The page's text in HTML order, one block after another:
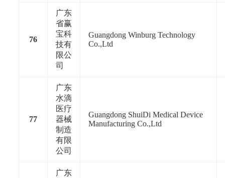
76
广东
省赢
宝科
技有
限公
司
Guangdong Winburg Technology
Co.,Ltd
77
广东
水滴
医疗
器械
制造
有限
公司
Guangdong ShuiDi Medical Device
Manufacturing Co.,Ltd
广东